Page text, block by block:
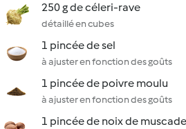
250 g de céleri-rave
détaillé en cubes
1 pincée de sel
à ajuster en fonction des goûts
1 pincée de poivre moulu
à ajuster en fonction des goûts
1 pincée de noix de